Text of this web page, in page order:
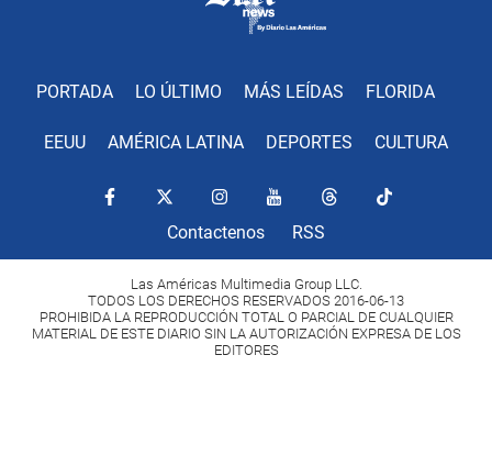
PORTADA LO ÚLTIMO MÁS LEÍDAS FLORIDA
EEUU AMÉRICA LATINA DEPORTES CULTURA
Contactenos RSS
Las Américas Multimedia Group LLC.
TODOS LOS DERECHOS RESERVADOS 2016-06-13
PROHIBIDA LA REPRODUCCIÓN TOTAL O PARCIAL DE CUALQUIER
MATERIAL DE ESTE DIARIO SIN LA AUTORIZACIÓN EXPRESA DE LOS
EDITORES